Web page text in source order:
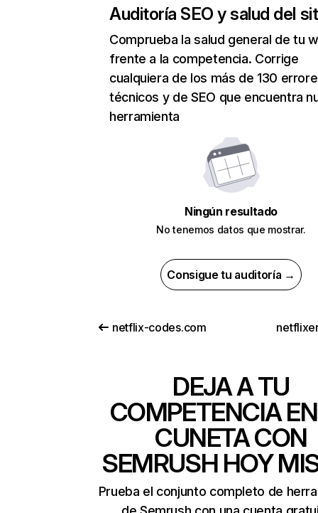
Auditoría SEO y salud del
Comprueba la salud general de tu
frente a la competencia. Corrige
cualquiera de los más de 130
técnicos y de SEO que encuentra
herramienta
Ningún resultado
No tenemos datos que mostrar.
Consigue tu auditoría →
netflix-codes.com
DEJA A TU
COMPETENCIA
CUNETA CON
SEMRUSH HOY
Prueba el conjunto completo de